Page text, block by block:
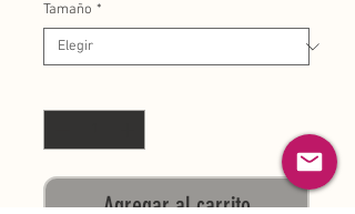
Tamaño *
Agregar al carrito